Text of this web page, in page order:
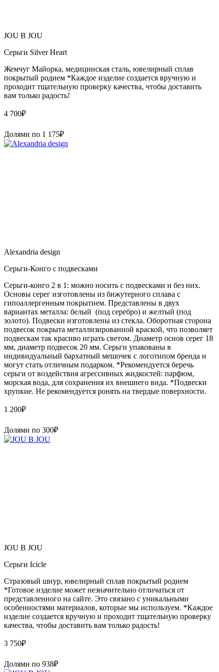
JOU B JOU
Серьги Silver Heart
Жемчуг Майорка, медицинская сталь, ювелирный сплав
покрытый родием *Каждое изделие создается вручную и
проходит тщательную проверку качества, чтобы доставить
вам только радость!
4 700₽
Долями по 1 175₽
Alexandria design
Серьги-Конго с подвесками
Серьги-конго 2 в 1: можно носить с подвесками и без них.
Основы серег изготовлены из бижутерного сплава с
гипоаллергенным покрытием. Представлены в двух
вариантах металла: белый (под серебро) и желтый (под
золото). Подвески изготовлены из стекла. Оборотная сторона
подвесок покрыта металлизированной краской, что позволяет
подвескам так красиво играть светом. Диаметр основ серег 18
мм, диаметр подвесок 20 мм. Серьги упакованы в
индивидуальный бархатный мешочек с логотипом бренда и
могут стать отличным подарком. *Рекомендуется беречь
серьги от воздействия агрессивных жидкостей: парфюм,
морская вода, для сохранения их внешнего вида. *Подвески
хрупкие. Не рекомендуется ронять на твердые поверхности.
1 200₽
Долями по 300₽
JOU B JOU
Серьги Icicle
Стразовый шнур, ювелирный сплав покрытый родием
*Готовое изделие может незначительно отличаться от
представленного на сайте. Это связано с уникальными
особенностями материалов, которые мы используем. *Каждое
изделие создается вручную и проходит тщательную проверку
качества, чтобы доставить вам только радость!
3 750₽
Долями по 938₽